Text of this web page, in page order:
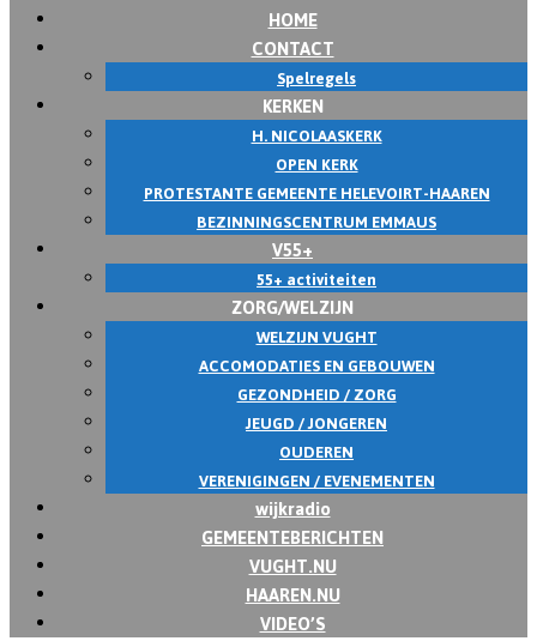
HOME
CONTACT
Spelregels
KERKEN
H. NICOLAASKERK
OPEN KERK
PROTESTANTE GEMEENTE HELEVOIRT-HAAREN
BEZINNINGSCENTRUM EMMAUS
V55+
55+ activiteiten
ZORG/WELZIJN
WELZIJN VUGHT
ACCOMODATIES EN GEBOUWEN
GEZONDHEID / ZORG
JEUGD / JONGEREN
OUDEREN
VERENIGINGEN / EVENEMENTEN
wijkradio
GEMEENTEBERICHTEN
VUGHT.NU
HAAREN.NU
VIDEO’S